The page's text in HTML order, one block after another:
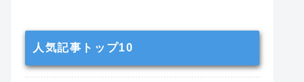
人気記事トップ10